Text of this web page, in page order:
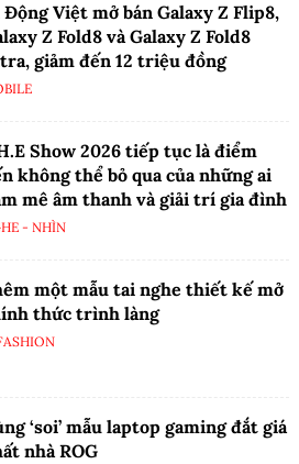
Động Việt mở bán Galaxy Z Flip8,
Z Fold8 và Galaxy Z Fold8
giảm đến 12 triệu đồng
Show 2026 tiếp tục là điểm
không thể bỏ qua của những ai
mê âm thanh và giải trí gia đình
- NHÌN
một mẫu tai nghe thiết kế mở
thức trình làng
‘soi’ mẫu laptop gaming đắt giá
nhà ROG